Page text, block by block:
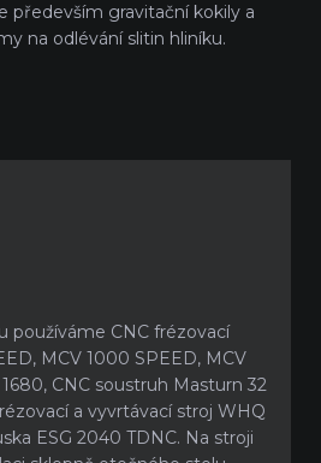
především gravitační kokily a
na odlévání slitin hliníku.
používáme CNC frézovací
MCV 1000 SPEED, MCV
CNC soustruh Masturn 32
a vyvrtávací stroj WHQ
ESG 2040 TDNC. Na stroji